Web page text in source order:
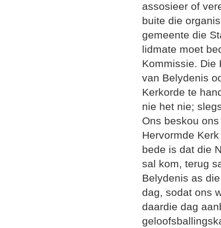
assosieer of
buite die
gemeente die
lidmate moet
Kommissie. Die
van Belydenis
Kerkorde te
nie het nie;
Ons beskou
Hervormde
bede is dat die
sal kom, terug
Belydenis as
dag, sodat ons
daardie dag